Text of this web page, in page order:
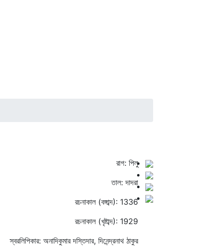
রাগ: পিলু
তাল: দাদরা
রচনাকাল (বঙ্গাব্দ): 1336
রচনাকাল (খৃষ্টাব্দ): 1929
স্বরলিপিকার: অনাদিকুমার দস্তিদার, দিনেন্দ্রনাথ ঠাকুর